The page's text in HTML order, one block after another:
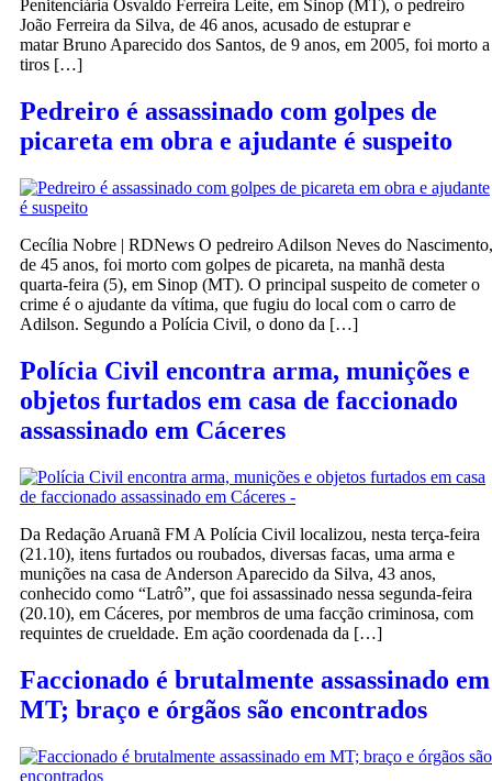
Penitenciária Osvaldo Ferreira Leite, em Sinop (MT), o pedreiro
João Ferreira da Silva, de 46 anos, acusado de estuprar e
matar Bruno Aparecido dos Santos, de 9 anos, em 2005, foi morto a
tiros […]
Pedreiro é assassinado com golpes de
picareta em obra e ajudante é suspeito
Cecília Nobre | RDNews O pedreiro Adilson Neves do Nascimento,
de 45 anos, foi morto com golpes de picareta, na manhã desta
quarta-feira (5), em Sinop (MT). O principal suspeito de cometer o
crime é o ajudante da vítima, que fugiu do local com o carro de
Adilson. Segundo a Polícia Civil, o dono da […]
Polícia Civil encontra arma, munições e
objetos furtados em casa de faccionado
assassinado em Cáceres
Da Redação Aruanã FM A Polícia Civil localizou, nesta terça-feira
(21.10), itens furtados ou roubados, diversas facas, uma arma e
munições na casa de Anderson Aparecido da Silva, 43 anos,
conhecido como “Latrô”, que foi assassinado nessa segunda-feira
(20.10), em Cáceres, por membros de uma facção criminosa, com
requintes de crueldade. Em ação coordenada da […]
Faccionado é brutalmente assassinado em
MT; braço e órgãos são encontrados